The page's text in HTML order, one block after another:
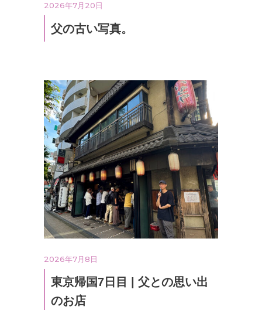
2026年7月20日
父の古い写真。
2026年7月8日
東京帰国7日目 | 父との思い出
のお店